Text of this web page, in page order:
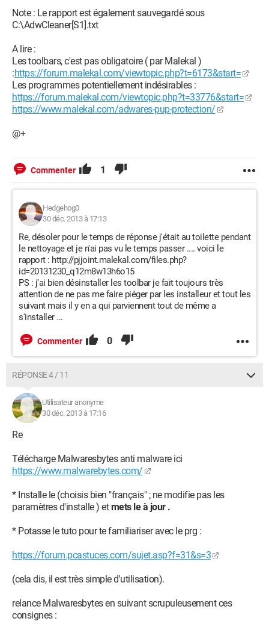
Note : Le rapport est également sauvegardé sous
C:\AdwCleaner[S1].txt
A lire :
Les toolbars, c'est pas obligatoire ( par Malekal )
:https://forum.malekal.com/viewtopic.php?t=6173&start=
Les programmes potentiellement indésirables :
https://forum.malekal.com/viewtopic.php?t=33776&start=
https://www.malekal.com/adwares-pup-protection/
@+
Commenter 1
Hedgehog0
30 déc. 2013 à 17:13
Re, désoler pour le temps de réponse j'était au toilette pendant
le nettoyage et je n'ai pas vu le temps passer .... voici le
rapport : http://pjjoint.malekal.com/files.php?
id=20131230_q12m8w13h6o15
PS : j'ai bien désinstaller les toolbar je fait toujours très
attention de ne pas me faire piéger par les installeur et tout les
suivant mais il y en a qui parviennent tout de même a
s'installer ...
Commenter 0
RÉPONSE 4 / 11
Utilisateur anonyme
30 déc. 2013 à 17:16
Re
Télécharge Malwaresbytes anti malware ici
https://www.malwarebytes.com/
* Installe le (choisis bien "français" ; ne modifie pas les
paramètres d'installe ) etmets le à jour .
* Potasse le tuto pour te familiariser avec le prg :
https://forum.pcastuces.com/sujet.asp?f=31&s=3
(cela dis, il est très simple d'utilisation).
relance Malwaresbytes en suivant scrupuleusement ces
consignes :